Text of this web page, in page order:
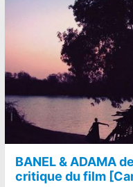
BANEL & ADAMA
critique du film